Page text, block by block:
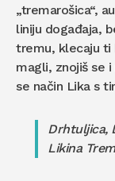
„tremarošica“,
liniju događaja,
tremu, klecaju ti
magli, znojiš se
se način Lika s
Drhtuljica,
Likina